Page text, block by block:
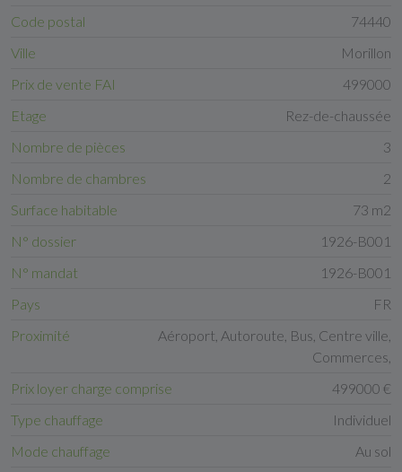
Code postal
74440
Ville
Morillon
Prix de vente FAI
499000
Etage
Rez-de-chaussée
Nombre de pièces
3
Nombre de chambres
2
Surface habitable
73 m2
N° dossier
1926-B001
N° mandat
1926-B001
Pays
FR
Proximité
Aéroport, Autoroute, Bus, Centre ville,
Commerces,
Prix loyer charge comprise
499000 €
Type chauffage
Individuel
Mode chauffage
Au sol